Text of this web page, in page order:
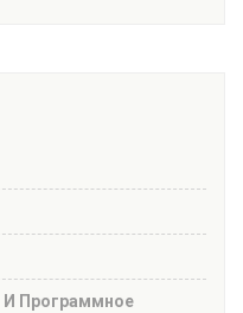
И Программное